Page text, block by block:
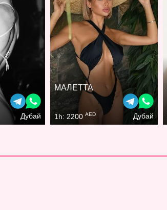
Дубай
МАЛЕТТА
1h: 2200 AED Дубай